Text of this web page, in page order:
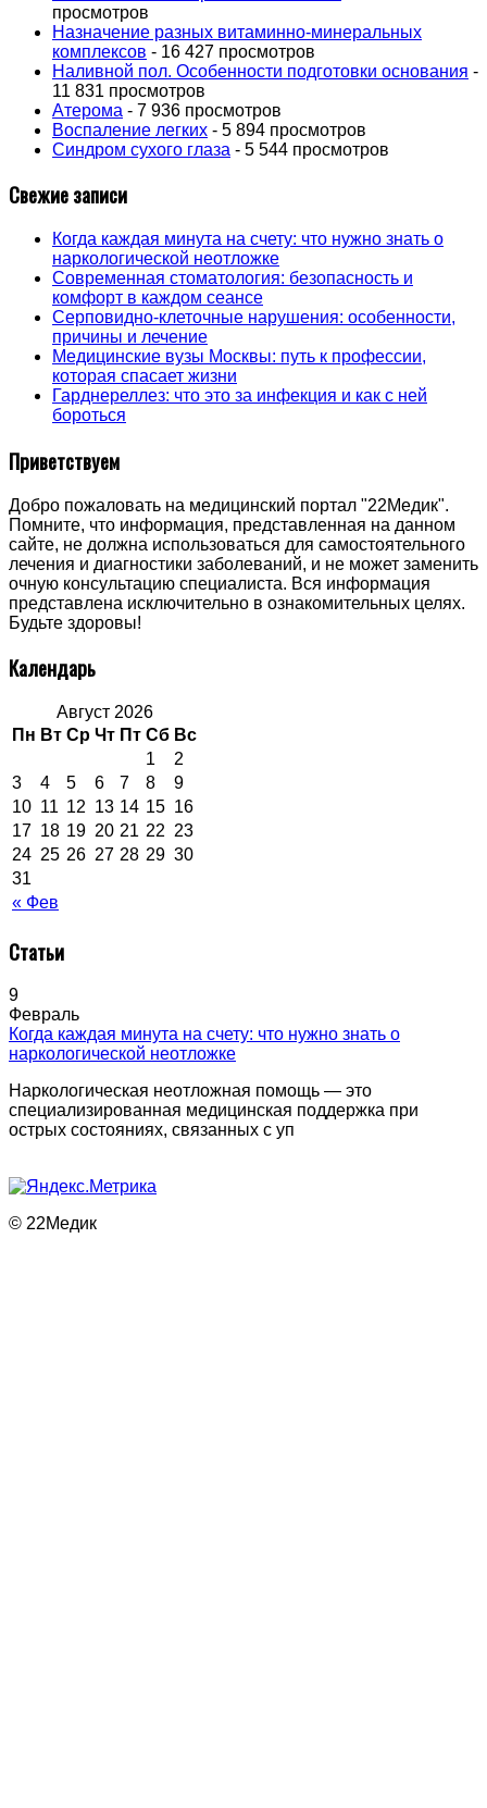
просмотров
Назначение разных витаминно-минеральных
комплексов - 16 427 просмотров
Наливной пол. Особенности подготовки основания -
11 831 просмотров
Атерома - 7 936 просмотров
Воспаление легких - 5 894 просмотров
Синдром сухого глаза - 5 544 просмотров
Свежие записи
Когда каждая минута на счету: что нужно знать о
наркологической неотложке
Современная стоматология: безопасность и
комфорт в каждом сеансе
Серповидно-клеточные нарушения: особенности,
причины и лечение
Медицинские вузы Москвы: путь к профессии,
которая спасает жизни
Гарднереллез: что это за инфекция и как с ней
бороться
Приветствуем
Добро пожаловать на медицинский портал "22Медик".
Помните, что информация, представленная на данном
сайте, не должна использоваться для самостоятельного
лечения и диагностики заболеваний, и не может заменить
очную консультацию специалиста. Вся информация
представлена исключительно в ознакомительных целях.
Будьте здоровы!
Календарь
Август 2026
Пн Вт Ср Чт Пт Сб Вс
« Фев
1
2
3
4 5 6 7 8
9
10 11 12 13 14 15 16
17 18 19 20 21 22 23
24 25 26 27 28 29 30
31
Статьи
9
Февраль
Когда каждая минута на счету: что нужно знать о
наркологической неотложке
Наркологическая неотложная помощь — это
специализированная медицинская поддержка при
острых состояниях, связанных с уп
© 22Медик